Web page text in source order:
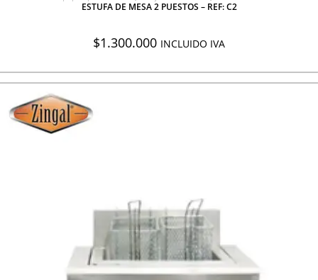
ESTUFA DE MESA 2 PUESTOS – REF: C2
$1.300.000 INCLUIDO IVA